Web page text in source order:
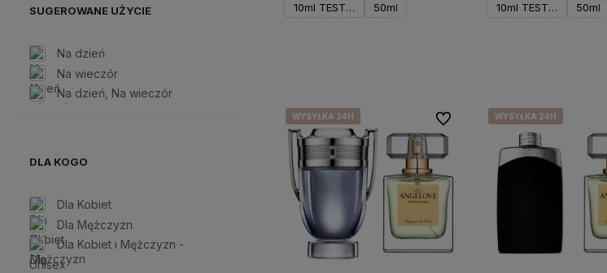
SUGEROWANE UŻYCIE
Na dzień
Na wieczór
Na dzień, Na wieczór
DLA KOGO
Dla Kobiet
Dla Mężczyzn
Dla Kobiet i Mężczyzn -
Unisex
10ml TESTER 50ml 10ml TESTER 50ml
WYSYŁKA 24H
WYSYŁKA 24H
WYSYŁKA 24H
WYSYŁKA 24H Do ulubionychWYSYŁKA 24H
WYSYŁKA 24H
WYSYŁKA 24H
WYSYŁKA 24H